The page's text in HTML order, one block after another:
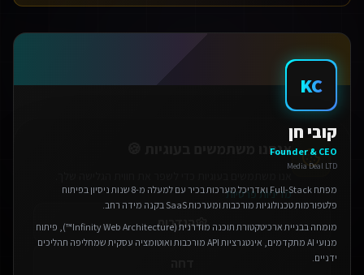
KC
קובי חן
Founder & CEO
Media Deal LTD
מפתח Full-Stack ואדריכל מערכות בכיר עם למעלה מ-8 שנות ניסיון בפיתוח
פלטפורמות טכנולוגיות מורכבות ומערכות SaaS בקנה מידה רחב.
מומחה בבניית ארכיטקטורת תוכנה מודרנית (Infinity Web Architecture™), פיתוח
מנועי AI מתקדמים, אינטגרציות API מורכבות ואוטומציה עסקית שמחליפה תהליכים
ידניים.
אנחנו משתמשים בעוגיות 🍪
מדיניות פרטיות
אישור הכל